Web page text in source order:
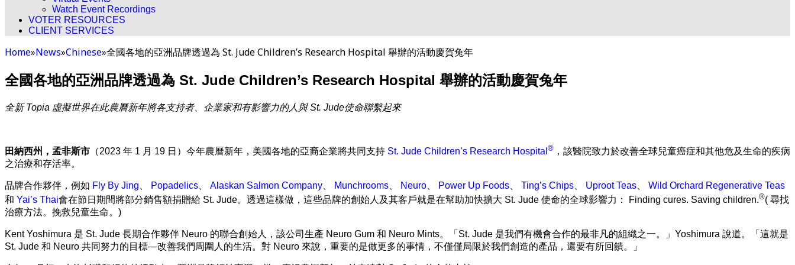
Watch Event Recordings
VOTER RESOURCES
CLIENT SERVICES
Home»News»Chinese»全國各地的亞洲品牌透過為 St. Jude Children’s Research Hospital 舉辦的活動慶賀兔年
全國各地的亞洲品牌透過為 St. Jude Children’s Research Hospital 舉辦的活動慶賀兔年
全新 Topia 虛擬世界在此農曆新年將各支持者、企業家和有影響力的人與 St. Jude使命聯繫起來
田納西州，孟非斯市 （2023 年 1 月 19 日）今年農曆新年，美國各地的亞裔企業將共同支持 St. Jude Children’s Research Hospital ® ，該醫院致力於改善全球兒童癌症和其他危及生命的疾病
之治療和存活率。
品牌合作夥伴，例如 Fly By Jing Popadelics Alaskan Salmon Company Munchrooms Neuro Power Up Foods Ting’s Chips Uproot Teas
Wild Orchard Regenerative Teas
和 Yai’s Thai會在節日期間將部分銷售額捐贈給 St. Jude。透過這樣做，這些品牌的創始人及其客戶就是在幫助加快擴大 St. Jude 使命的全球影響力： Finding cures. Saving children.®( 尋找
治療方法。挽救兒童生命。)
Kent Yoshimura 是 St. Jude 長期合作夥伴 Neuro 的聯合創始人，該公司生產 Neuro Gum 和 Neuro Mints。「St. Jude 是我們有機會合作的最非凡的組織之一。」Yoshimura 說道。「這就是
St. Jude 和 Neuro 共同努力的目標—改善我們周圍人的生活。對 Neuro 來說，重要的是做更多的事情，不僅僅局限於我們創造的產品，還要有所回饋。」